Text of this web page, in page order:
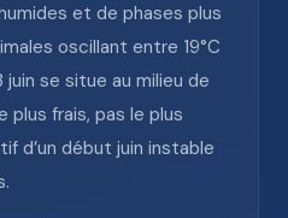
et de phases plus
oscillant entre 19°C
se situe au milieu de
frais, pas le plus
d’un début juin instable